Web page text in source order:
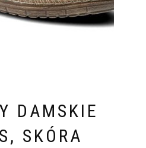
DAMSKIE
SKÓRA